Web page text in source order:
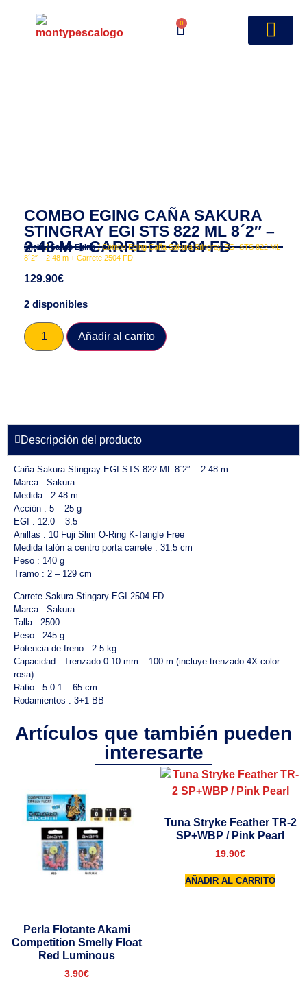
0
COMBO EGING CAÑA SAKURA
STINGRAY EGI STS 822 ML 8´2″ –
2.48 M + CARRETE 2504 FD
Inicio/Cañas Eging/ Combo Eging Caña Sakura Stingray EGI STS 822 ML
8´2″ – 2.48 m + Carrete 2504 FD
129.90€
2 disponibles
Añadir al carrito
Descripción del producto
Caña Sakura Stingray EGI STS 822 ML 8¨2″ – 2.48 m
Marca : Sakura
Medida : 2.48 m
Acción : 5 – 25 g
EGI : 12.0 – 3.5
Anillas : 10 Fuji Slim O-Ring K-Tangle Free
Medida talón a centro porta carrete : 31.5 cm
Peso : 140 g
Tramo : 2 – 129 cm
Carrete Sakura Stingary EGI 2504 FD
Marca : Sakura
Talla : 2500
Peso : 245 g
Potencia de freno : 2.5 kg
Capacidad : Trenzado 0.10 mm – 100 m (incluye trenzado 4X color
rosa)
Ratio : 5.0:1 – 65 cm
Rodamientos : 3+1 BB
Artículos que también pueden
interesarte
Perla Flotante Akami
Competition Smelly Float
Red Luminous
3.90€
Tuna Stryke Feather TR-2
SP+WBP / Pink Pearl
19.90€
AÑADIR AL CARRITO